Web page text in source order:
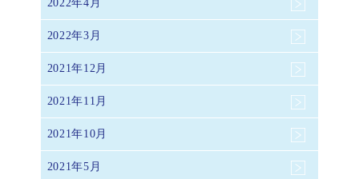
2022年4月
2022年3月
2021年12月
2021年11月
2021年10月
2021年5月